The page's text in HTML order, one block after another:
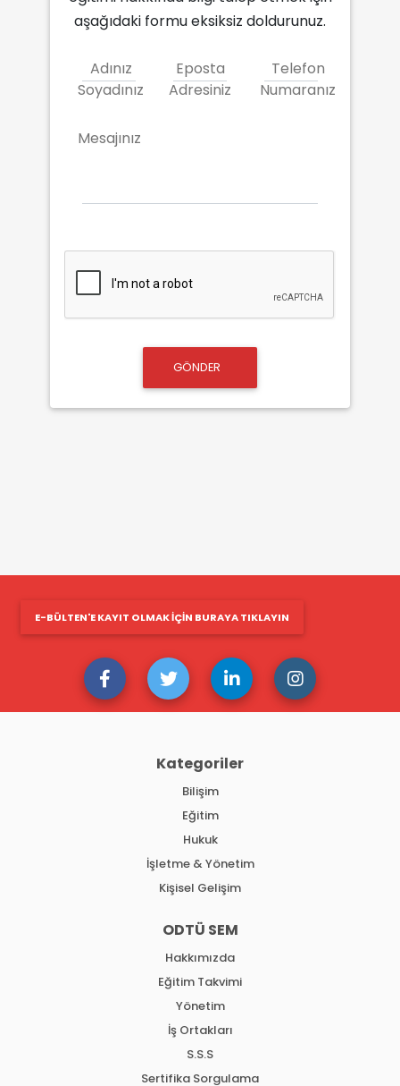
aşağıdaki formu eksiksiz doldurunuz.
Adınız
Soyadınız
Eposta
Adresiniz
Telefon
Numaranız
Mesajınız
GÖNDER
E-BÜLTEN'E KAYIT OLMAK IÇIN BURAYA TIKLAYIN
Kategoriler
Bilişim
Eğitim
Hukuk
İşletme & Yönetim
Kişisel Gelişim
ODTÜ SEM
Hakkımızda
Eğitim Takvimi
Yönetim
İş Ortakları
S.S.S
Sertifika Sorgulama